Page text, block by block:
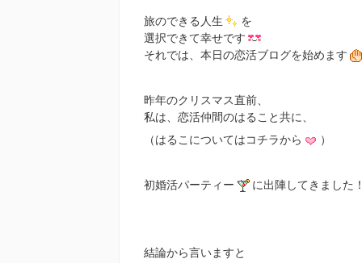
旅のできる人生
を
選択できて幸せです
それでは、本日の恋活ブログを始めます
昨年のクリスマス直前、
私は、恋活仲間のはること共に、
（はるこについてはコチラから
）
初婚活パーティー に出陣してきました
結論から言いますと